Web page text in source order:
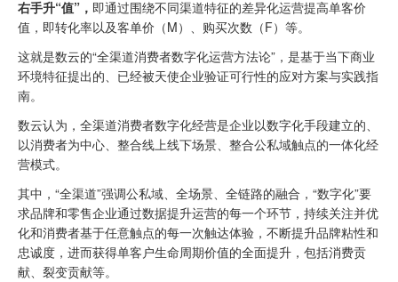
右手升“值”， 即通过围绕不同渠道特征的差异化运营提高单客价
值，即转化率以及客单价（M）、购买次数（F）等。
这就是数云的“全渠道消费者数字化运营方法论”，是基于当下商业
环境特征提出的、已经被天使企业验证可行性的应对方案与实践指
南。
数云认为，全渠道消费者数字化经营是企业以数字化手段建立的、
以消费者为中心、整合线上线下场景、整合公私域触点的一体化经
营模式。
其中，“全渠道”强调公私域、全场景、全链路的融合，“数字化”要
求品牌和零售企业通过数据提升运营的每一个环节，持续关注并优
化和消费者基于任意触点的每一次触达体验，不断提升品牌粘性和
忠诚度，进而获得单客户生命周期价值的全面提升，包括消费贡
献、裂变贡献等。